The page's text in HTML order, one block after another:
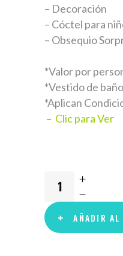
– Decoración
– Cóctel para
– Obsequio
*Valor por
*Vestido de
*Aplican
– Clic para Ver
AÑADIR AL